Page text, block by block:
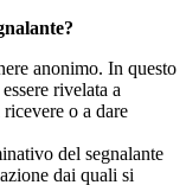
anonimo. In questo
rivelata a
o a dare
del segnalante
dai quali si